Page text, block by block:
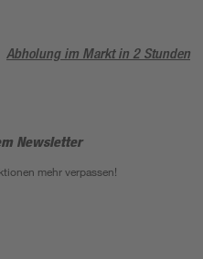
Abholung im Markt in 2 Stunden
Newsletter
mehr verpassen!